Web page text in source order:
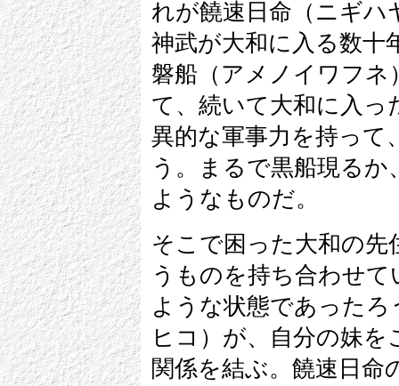
れが饒速日命（ニギハ
神武が大和に入る数十
磐船（アメノイワフネ
て、続いて大和に入っ
異的な軍事力を持って
う。まるで黒船現る
ようなものだ。
そこで困った大和の
うものを持ち合わせ
ような状態であった
ヒコ）が、自分の妹
関係を結ぶ。饒速日命